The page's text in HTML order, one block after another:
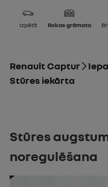
Izpētīt Rokas grāmata
Renault Captur
Stūres iekārta
Stūres
noregulēšana